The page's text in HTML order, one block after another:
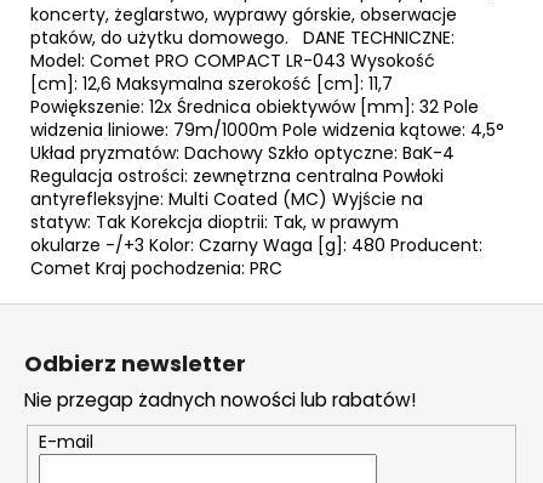
koncerty, żeglarstwo, wyprawy górskie, obserwacje
ptaków, do użytku domowego. DANE TECHNICZNE:
Model: Comet PRO COMPACT LR-043 Wysokość
[cm]: 12,6 Maksymalna szerokość [cm]: 11,7
Powiększenie: 12x Średnica obiektywów [mm]: 32 Pole
widzenia liniowe: 79m/1000m Pole widzenia kątowe: 4,5°
Układ pryzmatów: Dachowy Szkło optyczne: BaK-4
Regulacja ostrości: zewnętrzna centralna Powłoki
antyrefleksyjne: Multi Coated (MC) Wyjście na
statyw: Tak Korekcja dioptrii: Tak, w prawym
okularze -/+3 Kolor: Czarny Waga [g]: 480 Producent:
Comet Kraj pochodzenia: PRC
S
Odbierz newsletter
Nie przegap żadnych nowości lub rabatów!
E-mail